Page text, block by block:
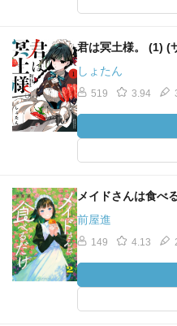
君は冥土様。 (1) (
しょたん
519 3.94
メイドさんは食べ
前屋進
149 4.13